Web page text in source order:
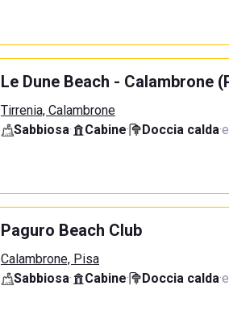
Le Dune Beach - Calambrone
Tirrenia, Calambrone
Sabbiosa· Cabine· Doccia calda·
Paguro Beach Club
Calambrone, Pisa
Sabbiosa· Cabine· Doccia calda·